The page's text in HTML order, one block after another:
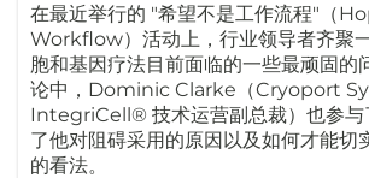
在最近举行的 "希望不是工作流程"（
Workflow）活动上，行业领导者齐聚
胞和基因疗法目前面临的一些最顽固的
论中，Dominic Clarke（Cryoport
IntegriCell® 技术运营副总裁）也参与
了他对阻碍采用的原因以及如何才能切
的看法。